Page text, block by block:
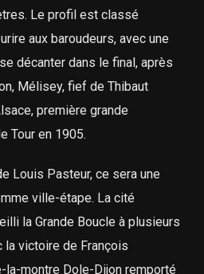
Le profil est classé
aux baroudeurs, avec une
décanter dans le final, après
Mélisey, fief de Thibaut
première grande
Tour en 1905.
Louis Pasteur, ce sera une
ville-étape. La cité
la Grande Boucle à plusieurs
la victoire de François
la-montre Dole-Dijon remporté